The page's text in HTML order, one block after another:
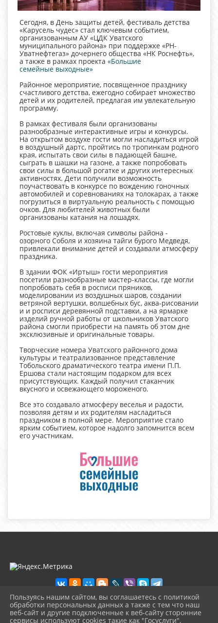
Сегодня, в День защиты детей, фестиваль детства
«Карусель чудес» стал ключевым событием,
организованным АУ «ЦДК Уватского
муниципального района» при поддержке «РН-
Уватнефтегаз» дочернего общества «НК Роснефть»,
а также в рамках проекта «Большие
семейные выходные»
Районное мероприятие, посвященное празднику
счастливого детства, ежегодно собирает множество
детей и их родителей, предлагая им увлекательную
программу.
В рамках фестиваля были организованы
разнообразные интерактивные игры и конкурсы.
На открытом воздухе гости могли насладиться игрой
в воздушный дартс, пройтись по тропинкам родного
края, испытать свои силы в падающей башне,
сыграть в шашки на газоне, а также попробовать
свои силы в большой рогатке и других интересных
активностях. Дети получили возможность
поучаствовать в конкурсе по вождению гоночных
автомобилей и соревнованиях на толокарах, а также
погрузиться в виртуальную реальность с помощью
очков. Для любителей животных были
организованы катания на лошадях.
Ростовые куклы, включая символы района -
озорного Соболя и хозяина тайги бурого Медведя,
привлекали внимание детей и создавали атмосферу
праздника.
В здании ФОК «Иртыш» гости мероприятия
посетили разнообразные мастер-классы, где могли
попробовать себя в росписи пряников,
моделировании из воздушных шаров, создании
ветряной вертушки, волшебных бус, аква-рисовании
и и росписи деревянной подставки, а на ярмарке
изделий ручной работы от школьников Уватского
района смогли приобрести на память об этом дне
эксклюзивные и оригинальные товары.
Творческие номера Уватского районного дома
культуры и театрализованное представление
Тобольского драматического театра имени П.П.
Ершова стали настоящим подарком для всех
присутствующих. Каждый получил стаканчик
вкусного и освежающего мороженого.
Все это создавало атмосферу веселья и радости,
позволяя детям и их родителям насладиться
праздником в полной мере. Мероприятие стало
ярким событием, которое надолго запомнится всем
его участникам.
2026 г. kultura-uvat.ru
Пользуясь нашим сайтом, вы соглашаетесь с политикой
обработки персональных данных а также с тем что наш
веб-сайт и другие подключенные к веб-сайту сторонние
сервисы используют cookies такие как "Госуслуги",